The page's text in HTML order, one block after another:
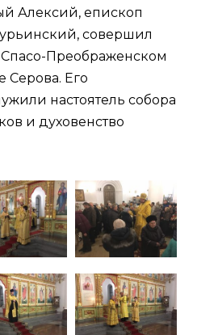
Алексий, епископ
совершил
Преображенском
Серова. Его
настоятель собора
и духовенство